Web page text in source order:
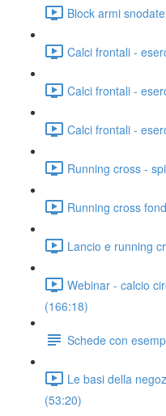
Block armi
Calci frontali -
Calci frontali -
Calci frontali -
Running cross -
Running cross
Lancio e running
Webinar - calcio
(166:18)
Schede con
Le basi della
(53:20)